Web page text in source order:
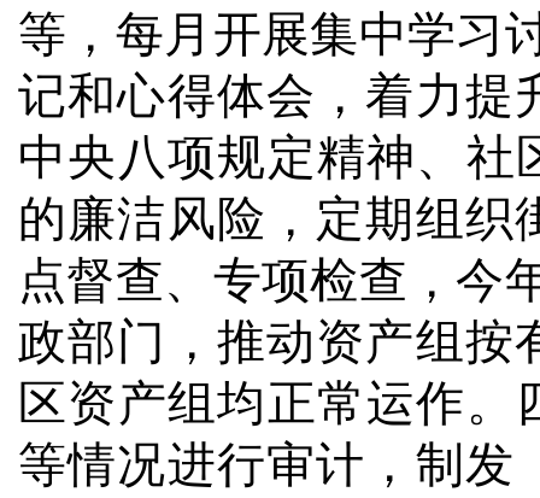
等，每月开展集中学习
记和心得体会，着力提
中央八项规定精神、社
的廉洁风险， 定期组织
点督查、专项检查，今
政部门，推动资产组按
区资产组均正常运作。
等情况进行审计，制发